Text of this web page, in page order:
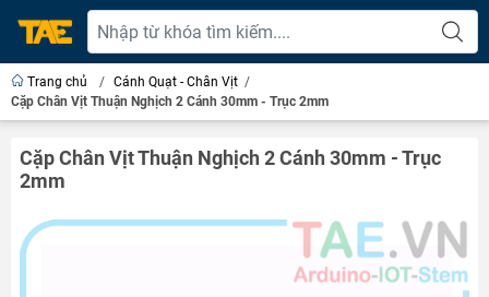
Trang chủ / Cánh Quạt - Chân Vịt /
Cặp Chân Vịt Thuận Nghịch 2 Cánh 30mm - Trục 2mm
Cặp Chân Vịt Thuận Nghịch 2 Cánh 30mm - Trục
2mm